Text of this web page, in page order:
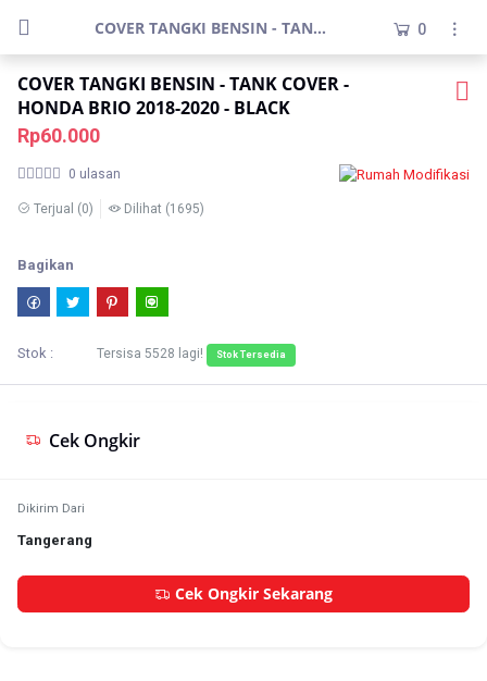
COVER TANGKI BENSIN - TANK COVER - HONDA BRIO 2018-2020 - BLACK 0
COVER TANGKI BENSIN - TANK COVER -
HONDA BRIO 2018-2020 - BLACK
Rp60.000
0 ulasan
Terjual (0) Dilihat (1695)
Bagikan
Stok : Tersisa 5528 lagi! Stok Tersedia
Cek Ongkir
Dikirim Dari
Tangerang
Cek Ongkir Sekarang